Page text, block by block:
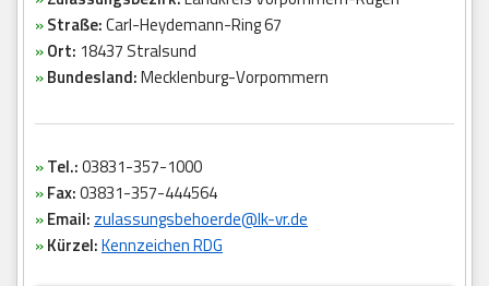
»Straße:Carl-Heydemann-Ring 67
»Ort: 18437 Stralsund
»Bundesland:Mecklenburg-Vorpommern
»Tel.:03831-357-1000
»Fax:03831-357-444564
»Email: zulassungsbehoerde@lk-vr.de
»Kürzel:Kennzeichen RDG